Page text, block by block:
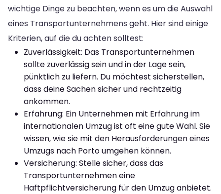
wichtige Dinge zu beachten, wenn es um die Auswahl
eines Transportunternehmens geht. Hier sind einige
Kriterien, auf die du achten solltest:
Zuverlässigkeit: Das Transportunternehmen
sollte zuverlässig sein und in der Lage sein,
pünktlich zu liefern. Du möchtest sicherstellen,
dass deine Sachen sicher und rechtzeitig
ankommen.
Erfahrung: Ein Unternehmen mit Erfahrung im
internationalen Umzug ist oft eine gute Wahl. Sie
wissen, wie sie mit den Herausforderungen eines
Umzugs nach Porto umgehen können.
Versicherung: Stelle sicher, dass das
Transportunternehmen eine
Haftpflichtversicherung für den Umzug anbietet.